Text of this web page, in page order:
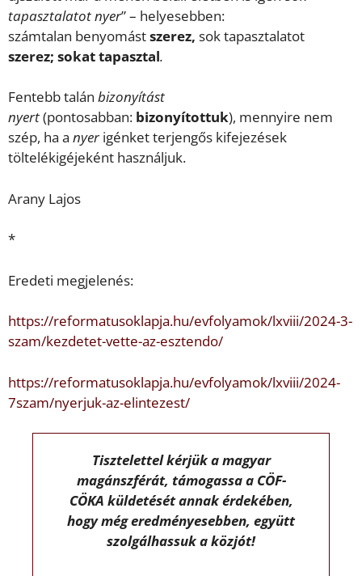
tapasztalatotnyer” – helyesebben:
számtalan benyomástszerez, sok tapasztalatot
szerez; sokat tapasztal.
Fentebb talán bizonyítást
nyert(pontosabban: bizonyítottuk), mennyire nem
szép, ha a nyerigénket terjengős kifejezések
töltelékigéjeként használjuk.
Arany Lajos
*
Eredeti megjelenés:
https://reformatusoklapja.hu/evfolyamok/lxviii/2024-3-
szam/kezdetet-vette-az-esztendo/
https://reformatusoklapja.hu/evfolyamok/lxviii/2024-
7szam/nyerjuk-az-elintezest/
Tisztelettel kérjük a magyar
magánszférát, támogassa a CÖF-
CÖKA küldetését annak érdekében,
hogy még eredményesebben, együtt
szolgálhassuk a közjót!